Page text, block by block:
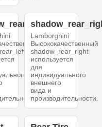
Lamborghini
Высококачественный
shadow_rear_right
используется
для
индивидуального
внешнего
вида и
производительности.